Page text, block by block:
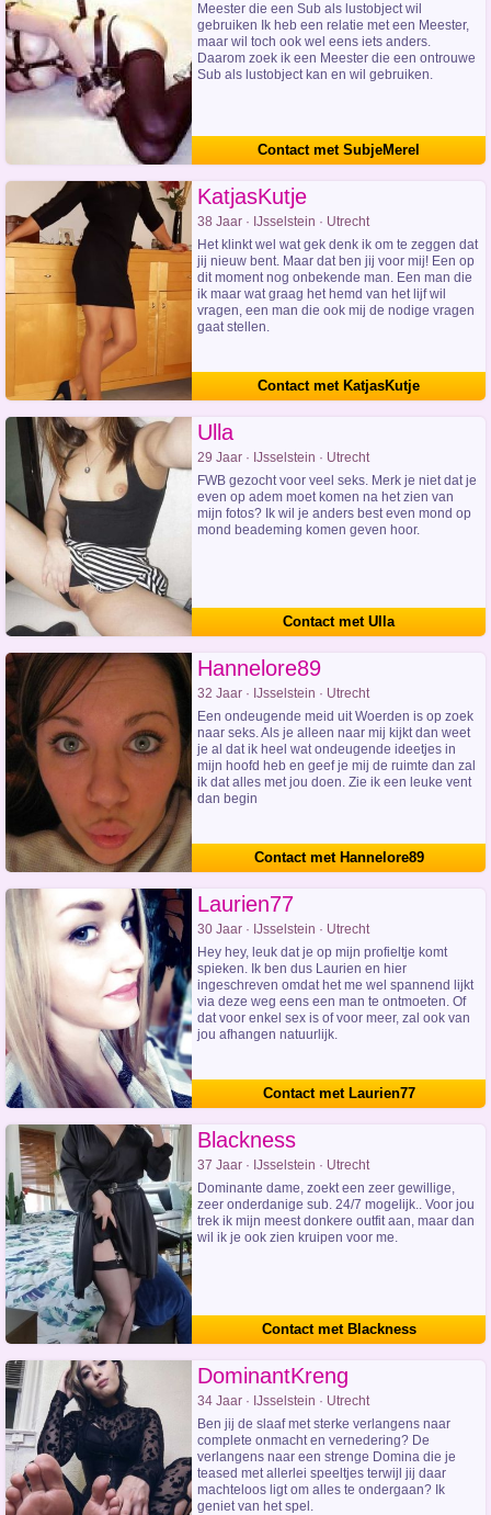
Meester die een Sub als lustobject wil
gebruiken Ik heb een relatie met een Meester,
maar wil toch ook wel eens iets anders.
Daarom zoek ik een Meester die een ontrouwe
Sub als lustobject kan en wil gebruiken.
Contact met SubjeMerel
KatjasKutje
38 Jaar · IJsselstein · Utrecht
Het klinkt wel wat gek denk ik om te zeggen dat
jij nieuw bent. Maar dat ben jij voor mij! Een op
dit moment nog onbekende man. Een man die
ik maar wat graag het hemd van het lijf wil
vragen, een man die ook mij de nodige vragen
gaat stellen.
Contact met KatjasKutje
Ulla
29 Jaar · IJsselstein · Utrecht
FWB gezocht voor veel seks. Merk je niet dat je
even op adem moet komen na het zien van
mijn fotos? Ik wil je anders best even mond op
mond beademing komen geven hoor.
Contact met Ulla
Hannelore89
32 Jaar · IJsselstein · Utrecht
Een ondeugende meid uit Woerden is op zoek
naar seks. Als je alleen naar mij kijkt dan weet
je al dat ik heel wat ondeugende ideetjes in
mijn hoofd heb en geef je mij de ruimte dan zal
ik dat alles met jou doen. Zie ik een leuke vent
dan begin
Contact met Hannelore89
Laurien77
30 Jaar · IJsselstein · Utrecht
Hey hey, leuk dat je op mijn profieltje komt
spieken. Ik ben dus Laurien en hier
ingeschreven omdat het me wel spannend lijkt
via deze weg eens een man te ontmoeten. Of
dat voor enkel sex is of voor meer, zal ook van
jou afhangen natuurlijk.
Contact met Laurien77
Blackness
37 Jaar · IJsselstein · Utrecht
Dominante dame, zoekt een zeer gewillige,
zeer onderdanige sub. 24/7 mogelijk.. Voor jou
trek ik mijn meest donkere outfit aan, maar dan
wil ik je ook zien kruipen voor me.
Contact met Blackness
DominantKreng
34 Jaar · IJsselstein · Utrecht
Ben jij de slaaf met sterke verlangens naar
complete onmacht en vernedering? De
verlangens naar een strenge Domina die je
teased met allerlei speeltjes terwijl jij daar
machteloos ligt om alles te ondergaan? Ik
geniet van het spel.